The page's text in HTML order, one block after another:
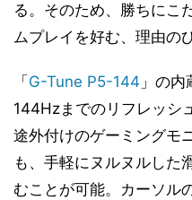
る。そのため、勝ちにこ
ムプレイを好む、理由の
「 G-Tune P5-144 」の
144Hzまでのリフレッシ
途外付けのゲーミングモ
も、手軽にヌルヌルした
むことが可能。カーソル